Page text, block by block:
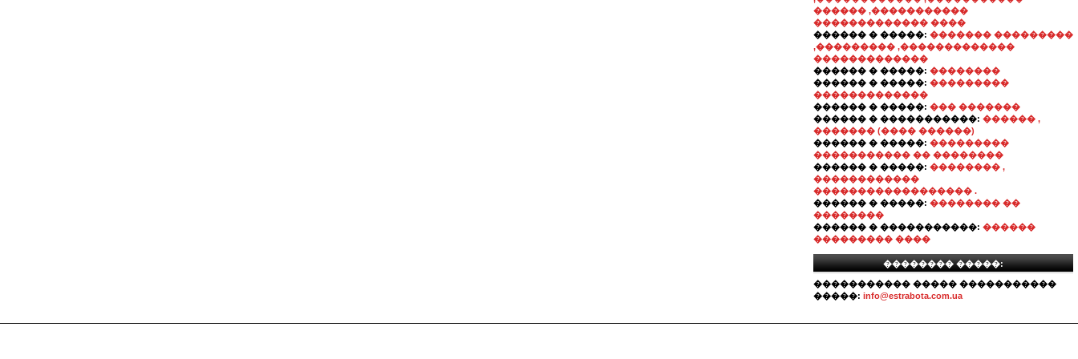
������ ,�����������
������������� ����
������ � �����: ������� ���������
,��������� ,�������������
�������������
������ � �����: ��������
������ � �����: ���������
�������������
������ � �����: ��� �������
������ � �����������: ������ ,
������� (���� ������)
������ � �����: ���������
����������� �� ��������
������ � �����: �������� ,
������������
������������������ .
������ � �����: �������� ��
��������
������ � �����������: ������
��������� ����
�������� �����:
����������� ����� �����������
�����: info@estrabota.com.ua